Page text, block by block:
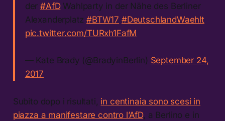
der#AfDWahlparty in der Nähe des Berliner
Alexanderplatz#BTW17 #DeutschlandWaehlt
pic.twitter.com/TURxh1FafM
— Kate Brady (@BradyinBerlin) September 24,
2017
Subito dopo i risultati, in centinaia sono scesi in
piazza a manifestare contro l’AfD, a Berlino e in